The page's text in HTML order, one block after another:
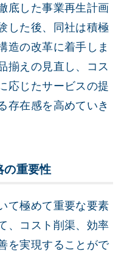
底した事業再生計画
した後、同社は積極
造の改革に着手しま
揃えの見直し、コス
応じたサービスの提
存在感を高めていき
の重要性
て極めて重要な要素
、コスト削渠、効率
を実現することがで